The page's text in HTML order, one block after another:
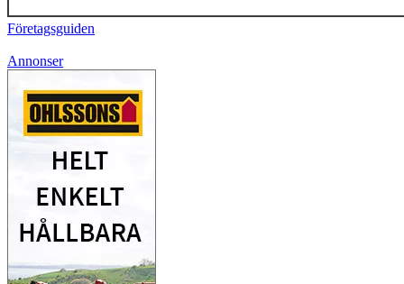
Företagsguiden
Annonser